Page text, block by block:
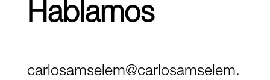
Hablamos
carlosamselem@carlosamselem.